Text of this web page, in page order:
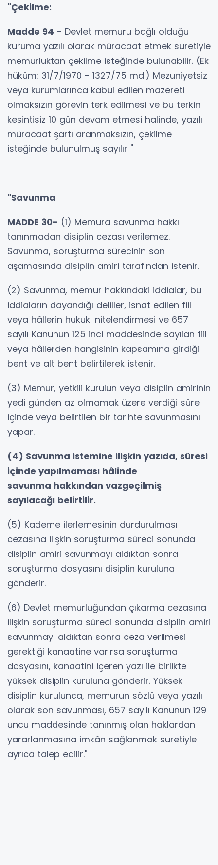
"Çekilme:
Madde 94 - Devlet memuru bağlı olduğu
kuruma yazılı olarak müracaat etmek suretiyle
memurluktan çekilme isteğinde bulunabilir. (Ek
hüküm: 31/7/1970 - 1327/75 md.) Mezuniyetsiz
veya kurumlarınca kabul edilen mazereti
olmaksızın görevin terk edilmesi ve bu terkin
kesintisiz 10 gün devam etmesi halinde, yazılı
müracaat şartı aranmaksızın, çekilme
isteğinde bulunulmuş sayılır "
"Savunma
MADDE 30- (1) Memura savunma hakkı
tanınmadan disiplin cezası verilemez.
Savunma, soruşturma sürecinin son
aşamasında disiplin amiri tarafından istenir.
(2) Savunma, memur hakkındaki iddialar, bu
iddiaların dayandığı deliller, isnat edilen fiil
veya hâllerin hukuki nitelendirmesi ve 657
sayılı Kanunun 125 inci maddesinde sayılan fiil
veya hâllerden hangisinin kapsamına girdiği
bent ve alt bent belirtilerek istenir.
(3) Memur, yetkili kurulun veya disiplin amirinin
yedi günden az olmamak üzere verdiği süre
içinde veya belirtilen bir tarihte savunmasını
yapar.
(4) Savunma istemine ilişkin yazıda, süresi
içinde yapılmaması hâlinde
savunma hakkından vazgeçilmiş
sayılacağı belirtilir.
(5) Kademe ilerlemesinin durdurulması
cezasına ilişkin soruşturma süreci sonunda
disiplin amiri savunmayı aldıktan sonra
soruşturma dosyasını disiplin kuruluna
gönderir.
(6) Devlet memurluğundan çıkarma cezasına
ilişkin soruşturma süreci sonunda disiplin amiri
savunmayı aldıktan sonra ceza verilmesi
gerektiği kanaatine varırsa soruşturma
dosyasını, kanaatini içeren yazı ile birlikte
yüksek disiplin kuruluna gönderir. Yüksek
disiplin kurulunca, memurun sözlü veya yazılı
olarak son savunması, 657 sayılı Kanunun 129
uncu maddesinde tanınmış olan haklardan
yararlanmasına imkân sağlanmak suretiyle
ayrıca talep edilir."